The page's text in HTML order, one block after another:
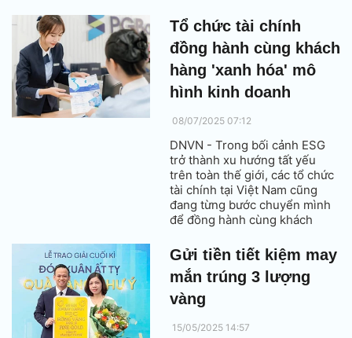
Tổ chức tài chính
đồng hành cùng khách
hàng 'xanh hóa' mô
hình kinh doanh
08/07/2025 07:12
DNVN - Trong bối cảnh ESG
trở thành xu hướng tất yếu
trên toàn thế giới, các tổ chức
tài chính tại Việt Nam cũng
đang từng bước chuyển mình
để đồng hành cùng khách
mô hình kinh doanh, hướng tới
phát triển bền vững.
Gửi tiền tiết kiệm may
mắn trúng 3 lượng
vàng
15/05/2025 14:57